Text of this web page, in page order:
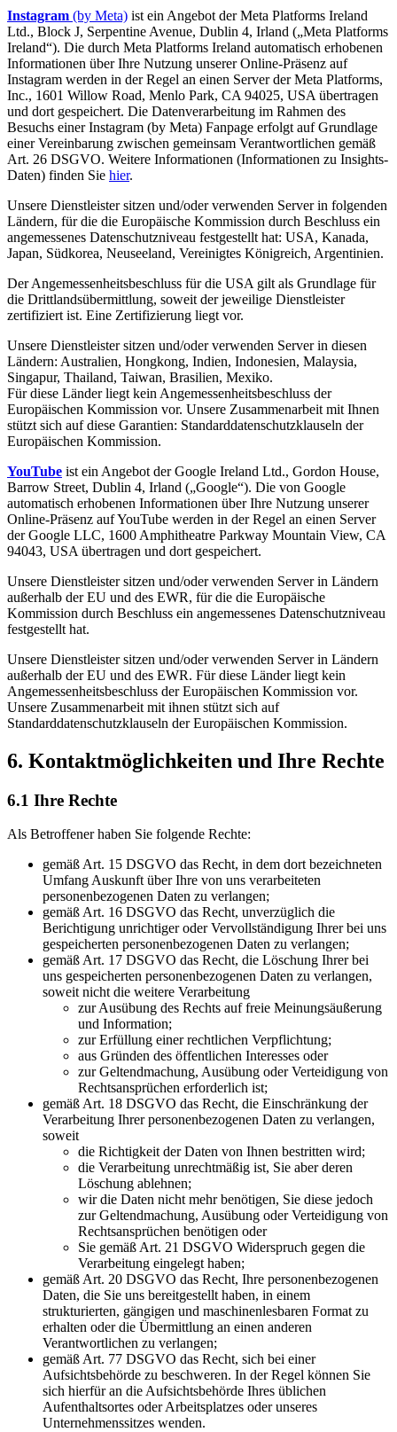
Instagram (by Meta) ist ein Angebot der Meta Platforms Ireland
Ltd., Block J, Serpentine Avenue, Dublin 4, Irland („Meta Platforms
Ireland“). Die durch Meta Platforms Ireland automatisch erhobenen
Informationen über Ihre Nutzung unserer Online-Präsenz auf
Instagram werden in der Regel an einen Server der Meta Platforms,
Inc., 1601 Willow Road, Menlo Park, CA 94025, USA übertragen
und dort gespeichert. Die Datenverarbeitung im Rahmen des
Besuchs einer Instagram (by Meta) Fanpage erfolgt auf Grundlage
einer Vereinbarung zwischen gemeinsam Verantwortlichen gemäß
Art. 26 DSGVO. Weitere Informationen (Informationen zu Insights-
Daten) finden Sie hier.
Unsere Dienstleister sitzen und/oder verwenden Server in folgenden
Ländern, für die die Europäische Kommission durch Beschluss ein
angemessenes Datenschutzniveau festgestellt hat: USA, Kanada,
Japan, Südkorea, Neuseeland, Vereinigtes Königreich, Argentinien.
Der Angemessenheitsbeschluss für die USA gilt als Grundlage für
die Drittlandsübermittlung, soweit der jeweilige Dienstleister
zertifiziert ist. Eine Zertifizierung liegt vor.
Unsere Dienstleister sitzen und/oder verwenden Server in diesen
Ländern: Australien, Hongkong, Indien, Indonesien, Malaysia,
Singapur, Thailand, Taiwan, Brasilien, Mexiko.
Für diese Länder liegt kein Angemessenheitsbeschluss der
Europäischen Kommission vor. Unsere Zusammenarbeit mit Ihnen
stützt sich auf diese Garantien: Standarddatenschutzklauseln der
Europäischen Kommission.
YouTube ist ein Angebot der Google Ireland Ltd., Gordon House,
Barrow Street, Dublin 4, Irland („Google“). Die von Google
automatisch erhobenen Informationen über Ihre Nutzung unserer
Online-Präsenz auf YouTube werden in der Regel an einen Server
der Google LLC, 1600 Amphitheatre Parkway Mountain View, CA
94043, USA übertragen und dort gespeichert.
Unsere Dienstleister sitzen und/oder verwenden Server in Ländern
außerhalb der EU und des EWR, für die die Europäische
Kommission durch Beschluss ein angemessenes Datenschutzniveau
festgestellt hat.
Unsere Dienstleister sitzen und/oder verwenden Server in Ländern
außerhalb der EU und des EWR. Für diese Länder liegt kein
Angemessenheitsbeschluss der Europäischen Kommission vor.
Unsere Zusammenarbeit mit ihnen stützt sich auf
Standarddatenschutzklauseln der Europäischen Kommission.
6. Kontaktmöglichkeiten und Ihre Rechte
6.1 Ihre Rechte
Als Betroffener haben Sie folgende Rechte:
gemäß Art. 15 DSGVO das Recht, in dem dort bezeichneten
Umfang Auskunft über Ihre von uns verarbeiteten
personenbezogenen Daten zu verlangen;
gemäß Art. 16 DSGVO das Recht, unverzüglich die
Berichtigung unrichtiger oder Vervollständigung Ihrer bei uns
gespeicherten personenbezogenen Daten zu verlangen;
gemäß Art. 17 DSGVO das Recht, die Löschung Ihrer bei
uns gespeicherten personenbezogenen Daten zu verlangen,
soweit nicht die weitere Verarbeitung
zur Ausübung des Rechts auf freie Meinungsäußerung
und Information;
zur Erfüllung einer rechtlichen Verpflichtung;
aus Gründen des öffentlichen Interesses oder
zur Geltendmachung, Ausübung oder Verteidigung von
Rechtsansprüchen erforderlich ist;
gemäß Art. 18 DSGVO das Recht, die Einschränkung der
Verarbeitung Ihrer personenbezogenen Daten zu verlangen,
soweit
die Richtigkeit der Daten von Ihnen bestritten wird;
die Verarbeitung unrechtmäßig ist, Sie aber deren
Löschung ablehnen;
wir die Daten nicht mehr benötigen, Sie diese jedoch
zur Geltendmachung, Ausübung oder Verteidigung von
Rechtsansprüchen benötigen oder
Sie gemäß Art. 21 DSGVO Widerspruch gegen die
Verarbeitung eingelegt haben;
gemäß Art. 20 DSGVO das Recht, Ihre personenbezogenen
Daten, die Sie uns bereitgestellt haben, in einem
strukturierten, gängigen und maschinenlesbaren Format zu
erhalten oder die Übermittlung an einen anderen
Verantwortlichen zu verlangen;
gemäß Art. 77 DSGVO das Recht, sich bei einer
Aufsichtsbehörde zu beschweren. In der Regel können Sie
sich hierfür an die Aufsichtsbehörde Ihres üblichen
Aufenthaltsortes oder Arbeitsplatzes oder unseres
Unternehmenssitzes wenden.